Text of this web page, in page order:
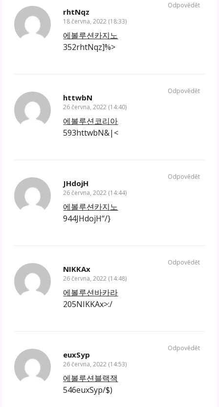
rhtNqz
18 června, 2022 (18:33)
에볼루션카지노
352rhtNqz]%>
Odpovědět
httwbN
26 června, 2022 (14:40)
에볼루션코리아
593httwbN&|<
Odpovědět
JHdojH
26 června, 2022 (14:44)
에볼루션카지노
944JHdojH“/}
Odpovědět
NIKKAx
26 června, 2022 (14:48)
에볼루션바카라
205NIKKAx>:/
Odpovědět
euxSyp
26 června, 2022 (14:53)
에볼루션블랙잭
546euxSyp/$)
Odpovědět